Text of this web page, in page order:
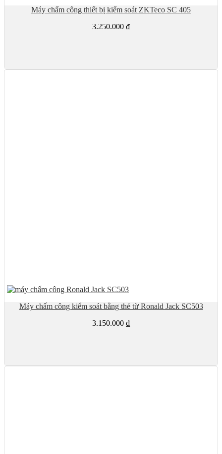
Máy chấm công thiết bị kiểm soát ZKTeco SC 405
3.250.000 ₫
Máy chấm công kiểm soát bằng thẻ từ Ronald Jack SC503
3.150.000 ₫